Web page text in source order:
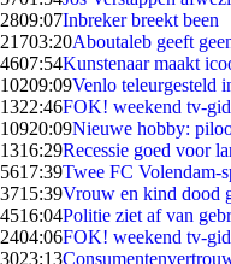
2809:07Inbreker breekt been
21703:20Aboutaleb geeft
4607:54Kunstenaar maakt
10209:09Venlo teleurgesteld
1322:46FOK! weekend tv-
10920:09Nieuwe hobby:
1316:29Recessie goed voor
5617:39Twee FC Volendam-
3715:39Vrouw en kind dood
4516:04Politie ziet af van
2404:06FOK! weekend tv-
3023:13